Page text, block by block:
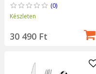
(0)
Készleten
30 490 Ft